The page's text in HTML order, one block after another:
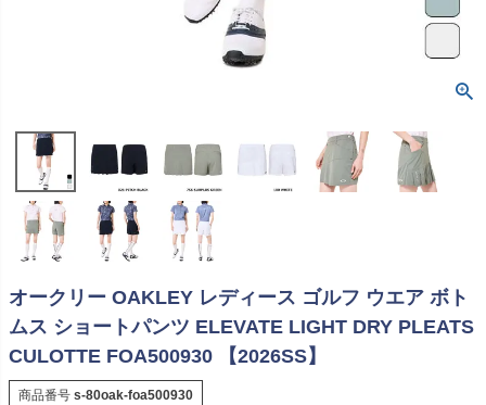
オークリー OAKLEY レディース ゴルフ ウエア ボト
ムス ショートパンツ ELEVATE LIGHT DRY PLEATS
CULOTTE FOA500930 【2026SS】
商品番号 s-80oak-foa500930